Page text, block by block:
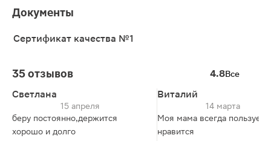
Документы
Сертификат качества №1
35 отзывов 4.8Все
Светлана
15 апреля
беру постоянно,держится
хорошо и долго
Виталий
14 марта
Моя мама всегда
нравится